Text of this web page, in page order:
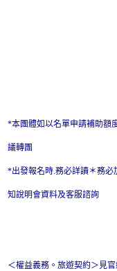
*本團體如以名單申請補助額
議轉團
*出發報名時.務必詳讀＊務必
知說明會資料及客服諮詢
＜權益義務。旅遊契約＞見